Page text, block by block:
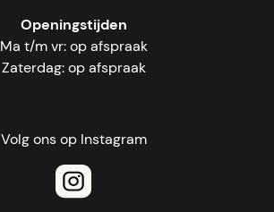
Openingstijden
Ma t/m vr: op afspraak
Zaterdag: op afspraak
Volg ons op Instagram